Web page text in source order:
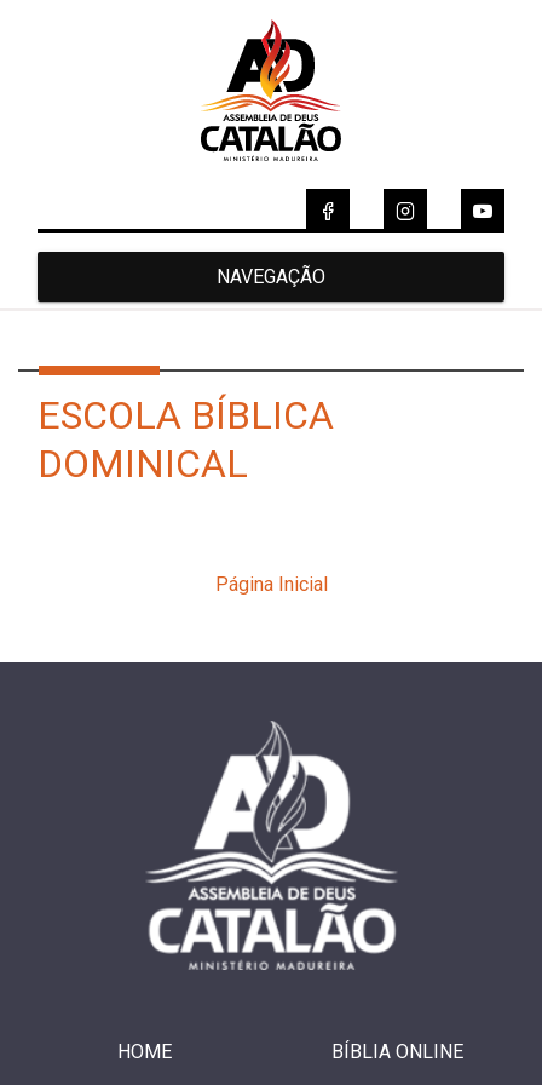
NAVEGAÇÃO
ESCOLA BÍBLICA
DOMINICAL
Página Inicial
HOME BÍBLIA ONLINE